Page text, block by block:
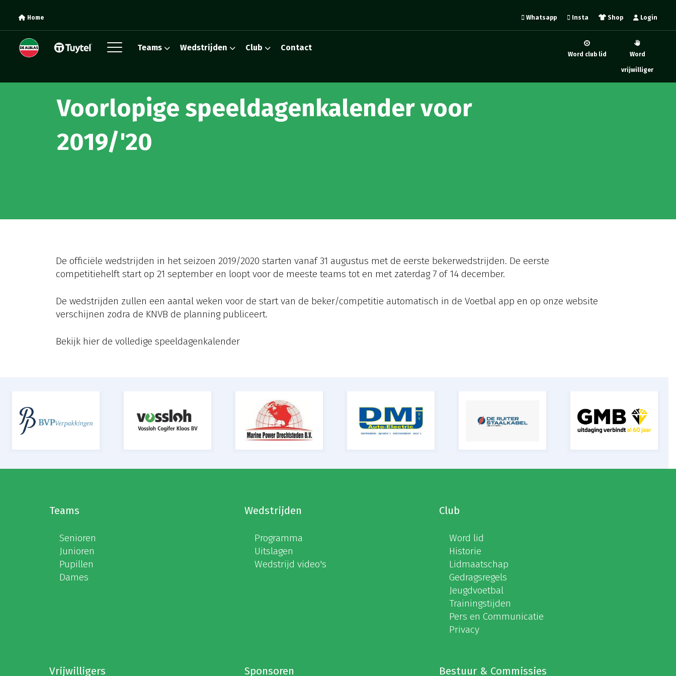
Home Login
Shop
Insta
Whatsapp
Teams Wedstrijden Club Contact
Word
vrijwilliger
Word club lid
Voorlopige speeldagenkalender voor
2019/'20
De officiële wedstrijden in het seizoen 2019/2020 starten vanaf 31 augustus met de eerste bekerwedstrijden. De eerste
competitiehelft start op 21 september en loopt voor de meeste teams tot en met zaterdag 7 of 14 december.
De wedstrijden zullen een aantal weken voor de start van de beker/competitie automatisch in de Voetbal app en op onze website
verschijnen zodra de KNVB de planning publiceert.
Bekijk hier de volledige speeldagenkalender
Teams
Senioren
Junioren
Pupillen
Dames
Wedstrijden
Programma
Uitslagen
Wedstrijd video's
Club
Word lid
Historie
Lidmaatschap
Gedragsregels
Jeugdvoetbal
Trainingstijden
Pers en Communicatie
Privacy
Vrijwilligers Sponsoren Bestuur & Commissies